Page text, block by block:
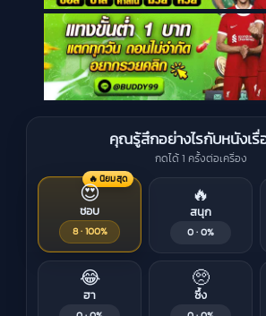
คุณรู้สึกอย่างไรกับหนังเรื่
กดได้ 1 ครั้งต่อเครื่อง
🔥 นิยมสุด
😍
ชอบ
8 · 100%
🔥
สนุก
0 · 0%
😂
ฮา
🥺
ซึ้ง